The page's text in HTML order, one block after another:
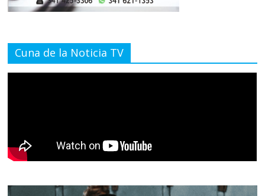
Cuna de la Noticia TV